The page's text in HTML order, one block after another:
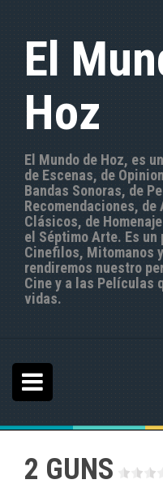
El
Hoz
El Mundo de Hoz, es
de Escenas, de
Bandas Sonoras, de
Recomendaciones,
Clásicos, de
el Séptimo Arte. Es
Cinefilos, Mitomanos
rendiremos nuestro
Cine y a las Películas
vidas.
2 GUNS